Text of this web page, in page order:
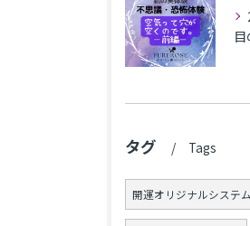
タグ Tags
開運オリジナルシステ